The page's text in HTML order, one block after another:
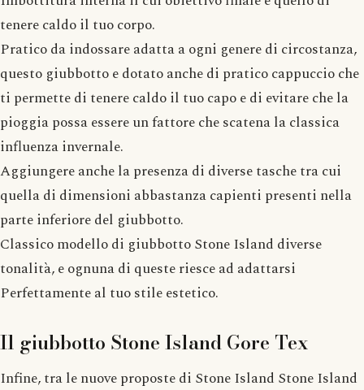
tenere caldo il tuo corpo.
Pratico da indossare adatta a ogni genere di circostanza,
questo giubbotto e dotato anche di pratico cappuccio che
ti permette di tenere caldo il tuo capo e di evitare che la
pioggia possa essere un fattore che scatena la classica
influenza invernale.
Aggiungere anche la presenza di diverse tasche tra cui
quella di dimensioni abbastanza capienti presenti nella
parte inferiore del giubbotto.
Classico modello di giubbotto Stone Island diverse
tonalità, e ognuna di queste riesce ad adattarsi
Perfettamente al tuo stile estetico.
Il giubbotto Stone Island Gore Tex
Infine, tra le nuove proposte di Stone Island Stone Island